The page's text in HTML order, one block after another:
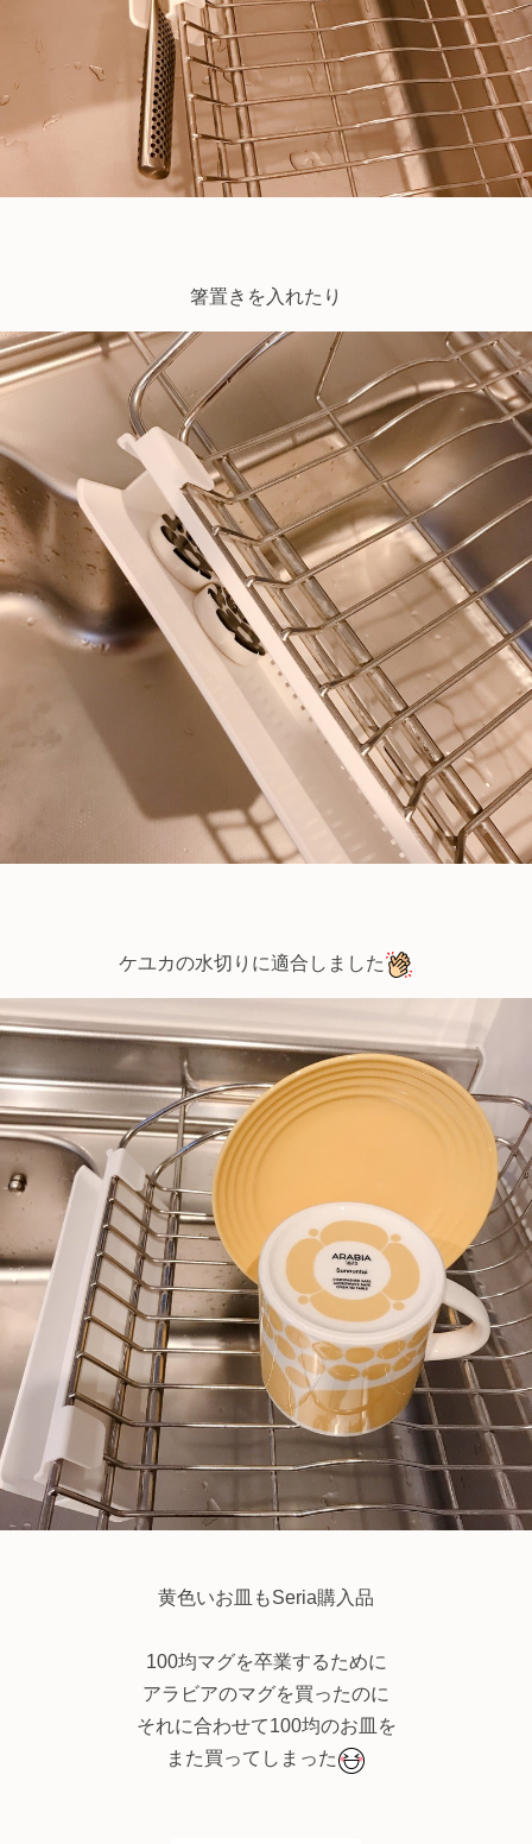
箸置きを入れたり
ケユカの水切りに適合しました
黄色いお皿もSeria購入品
100均マグを卒業するために
アラビアのマグを買ったのに
それに合わせて100均のお皿を
また買ってしまった